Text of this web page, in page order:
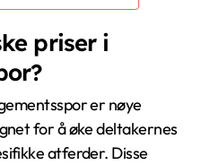
priser i
er nøye
for å øke deltakernes
atferder. Disse